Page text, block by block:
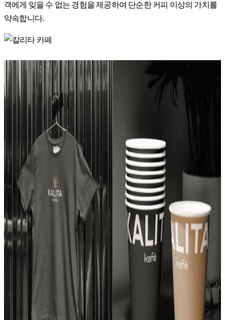
객에게 잊을 수 없는 경험을 제공하여 단순한 커피 이상의 가치를
약속합니다.